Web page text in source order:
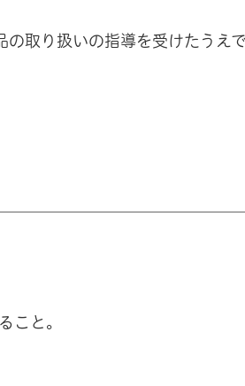
の取り扱いの指導を受けたうえ
こと。